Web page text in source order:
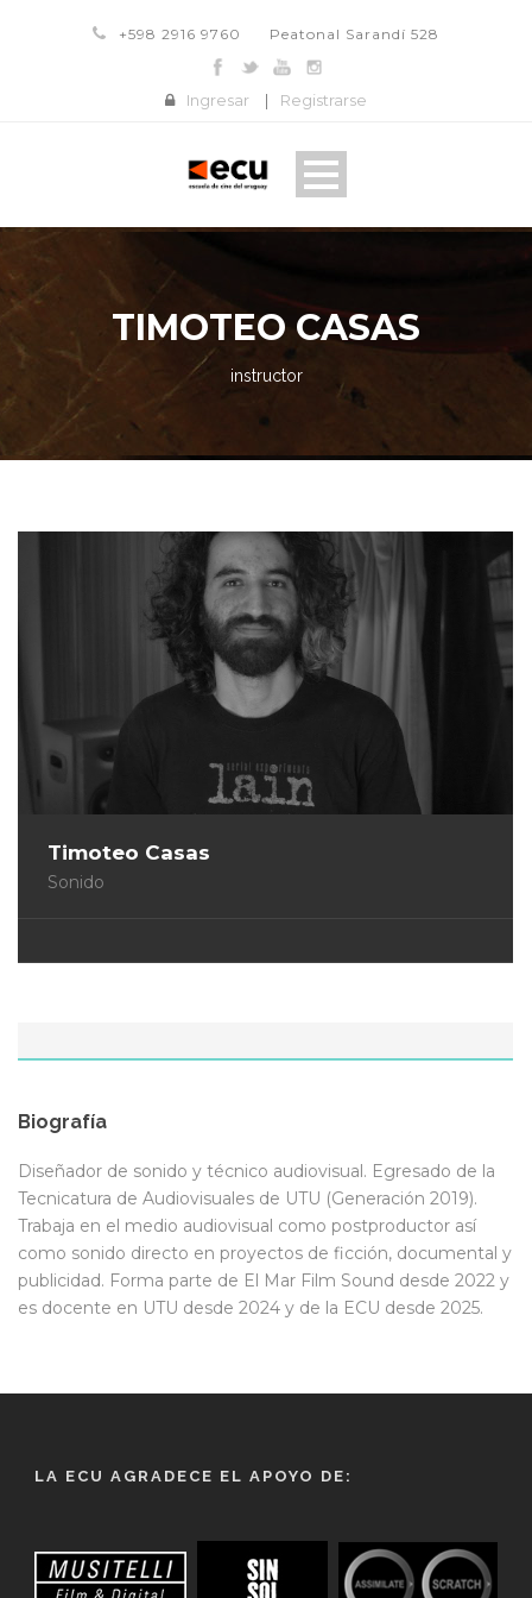
+598 2916 9760 Peatonal Sarandí 528
Ingresar | Registrarse
TIMOTEO CASAS
instructor
Timoteo Casas
Sonido
Biografía
Diseñador de sonido y técnico audiovisual. Egresado de la
Tecnicatura de Audiovisuales de UTU (Generación 2019).
Trabaja en el medio audiovisual como postproductor así
como sonido directo en proyectos de ficción, documental y
publicidad. Forma parte de El Mar Film Sound desde 2022 y
es docente en UTU desde 2024 y de la ECU desde 2025.
LA ECU AGRADECE EL APOYO DE: